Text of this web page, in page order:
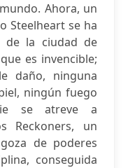
Ahora, un
Steelheart se ha
de la ciudad de
es invencible;
daño, ninguna
ningún fuego
se atreve a
Reckoners, un
de poderes
conseguida